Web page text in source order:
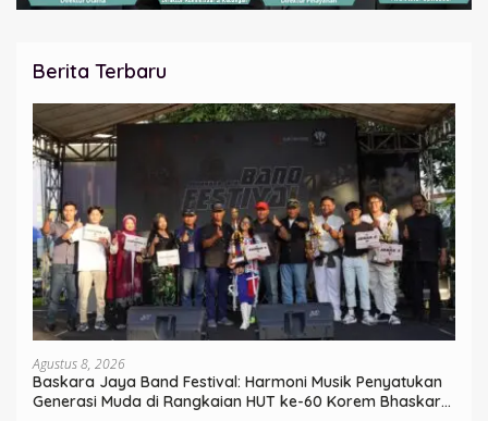
Berita Terbaru
Agustus 8, 2026
Baskara Jaya Band Festival: Harmoni Musik Penyatukan
Generasi Muda di Rangkaian HUT ke-60 Korem Bhaskara